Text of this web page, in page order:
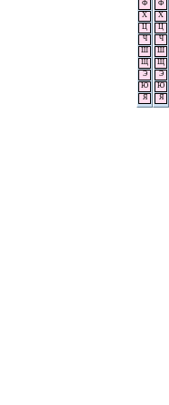
Ф
Х
Ц
Ч
Ш
Щ
Э
Ю
Я
Ф
Х
Ц
Ч
Ш
Щ
Э
Ю
Я